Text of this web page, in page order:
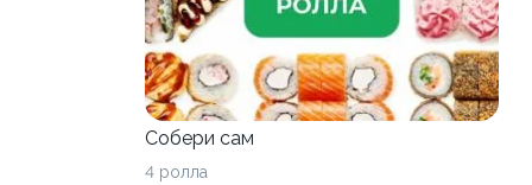
Собери сам
4 ролла